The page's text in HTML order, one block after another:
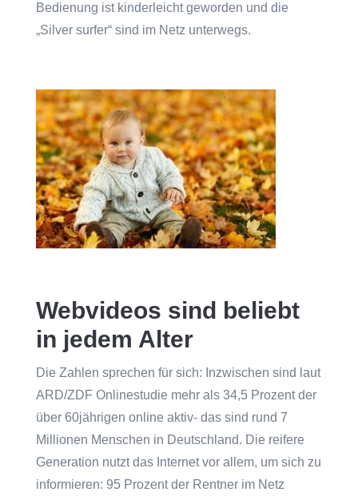
Bedienung ist kinderleicht geworden und die
„Silver surfer“ sind im Netz unterwegs.
Webvideos sind beliebt
in jedem Alter
Die Zahlen sprechen für sich: Inzwischen sind laut
ARD/ZDF Onlinestudie mehr als 34,5 Prozent der
über 60jährigen online aktiv- das sind rund 7
Millionen Menschen in Deutschland. Die reifere
Generation nutzt das Internet vor allem, um sich zu
informieren: 95 Prozent der Rentner im Netz